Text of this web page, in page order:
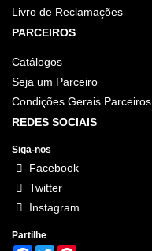
Livro de Reclamações
PARCEIROS
Catálogos
Seja um Parceiro
Condições Gerais Parceiros
REDES SOCIAIS
Siga-nos
Facebook
Twitter
Instagram
Partilhe